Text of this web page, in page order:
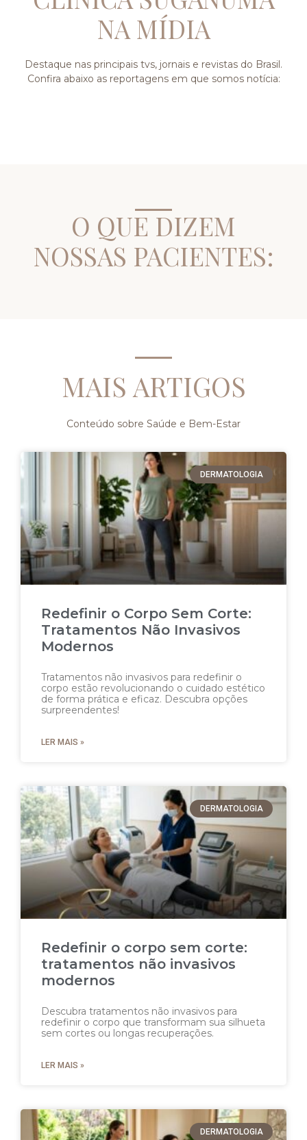
NA MÍDIA
Destaque nas principais tvs, jornais e revistas do Brasil.
Confira abaixo as reportagens em que somos notícia:
O QUE DIZEM
NOSSAS PACIENTES:
MAIS ARTIGOS
Conteúdo sobre Saúde e Bem-Estar
DERMATOLOGIA
Redefinir o Corpo Sem Corte:
Tratamentos Não Invasivos
Modernos
Tratamentos não invasivos para redefinir o
corpo estão revolucionando o cuidado estético
de forma prática e eficaz. Descubra opções
surpreendentes!
LER MAIS »
DERMATOLOGIA
Redefinir o corpo sem corte:
tratamentos não invasivos
modernos
Descubra tratamentos não invasivos para
redefinir o corpo que transformam sua silhueta
sem cortes ou longas recuperações.
LER MAIS »
DERMATOLOGIA